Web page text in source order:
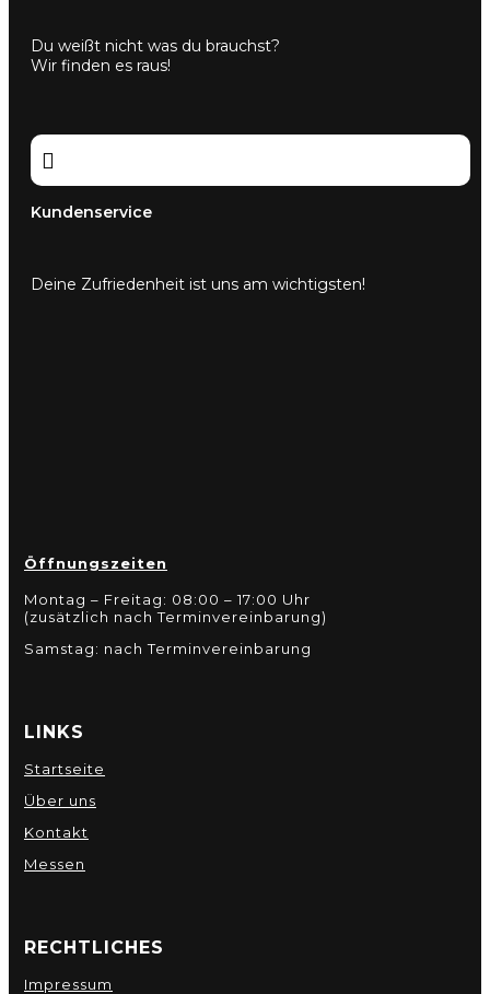
Du weißt nicht was du brauchst?
Wir finden es raus!

Kundenservice
Deine Zufriedenheit ist uns am wichtigsten!
Öffnungszeiten
Montag – Freitag: 08:00 – 17:00 Uhr
(zusätzlich nach Terminvereinbarung)
Samstag: nach Terminvereinbarung
LINKS
Startseite
Über uns
Kontakt
Messen
RECHTLICHES
Impressum